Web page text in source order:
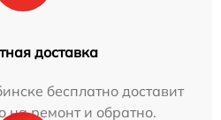
доставка
бесплатно доставит
на ремонт и обратно.